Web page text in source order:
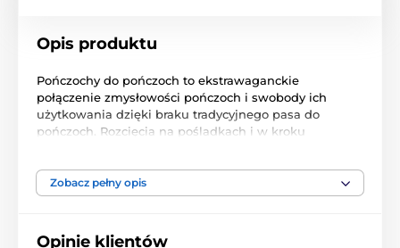
Opis produktu
Pończochy do pończoch to ekstrawaganckie
połączenie zmysłowości pończoch i swobody ich
użytkowania dzięki braku tradycyjnego pasa do
pończoch. Rozcięcia na pośladkach i w kroku
kwiatowym wzorem w okolicy talii. Wyjątkowo
zmysłowy model dla urodzonej uwodzicielki.
nylon, 10% elastan.
Zobacz pełny opis
Opinie klientów